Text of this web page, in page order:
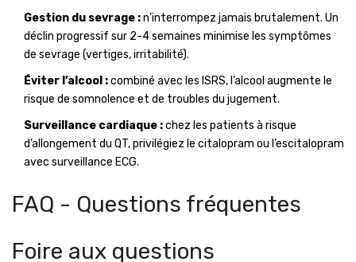
Gestion du sevrage :n’interrompez jamais brutalement. Un
déclin progressif sur 2-4 semaines minimise les symptômes
de sevrage (vertiges, irritabilité).
Éviter l’alcool :combiné avec les ISRS, l’alcool augmente le
risque de somnolence et de troubles du jugement.
Surveillance cardiaque :chez les patients à risque
d’allongement du QT, privilégiez le citalopram ou l’escitalopram
avec surveillance ECG.
FAQ - Questions fréquentes
Foire aux questions